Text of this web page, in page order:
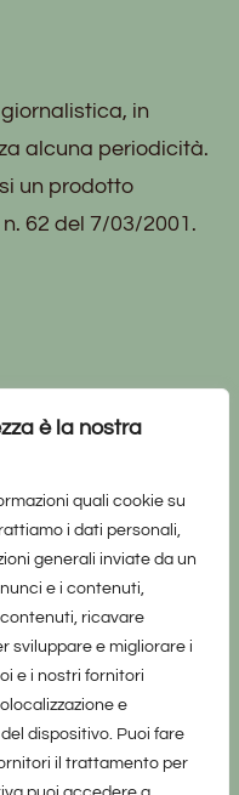
è la nostra
quali cookie su
i dati personali,
generali inviate da un
e i contenuti,
ricavare
sviluppare e migliorare i
e i nostri fornitori
e
dispositivo. Puoi fare
il trattamento per
in
alcuna periodicità.
un prodotto
62 del 7/03/2001.